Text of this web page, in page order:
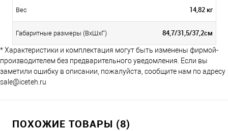
Вес 14,82 кг
Габаритные размеры (ВхШхГ) 84,7/31,5/37,2см
* Характеристики и комплектация могут быть изменены фирмой-
производителем без предварительного уведомления. Если вы
заметили ошибку в описании, пожалуйста, сообщите нам по адресу
sale@iceteh.ru
ПОХОЖИЕ ТОВАРЫ (8)